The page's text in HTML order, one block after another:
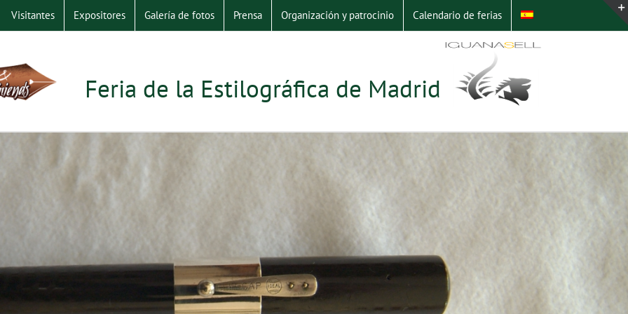
Visitantes Expositores Galería de fotos Prensa Organización y patrocinio Calendario de ferias
Feria de la Estilográfica de Madrid